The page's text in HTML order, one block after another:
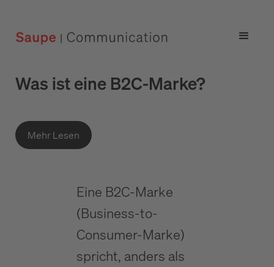
Was ist eine B2C-Marke?
Mehr Lesen
Eine B2C-Marke
(Business-to-
Consumer-Marke)
spricht, anders als